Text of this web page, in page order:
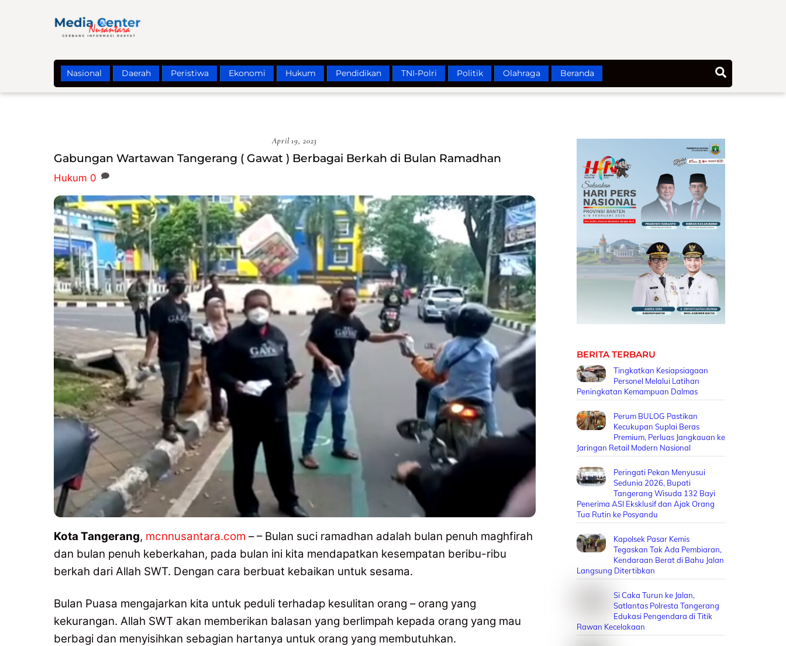
Nasional Daerah Peristiwa Ekonomi Hukum Pendidikan TNI-Polri Politik Olahraga Beranda
April 19, 2023
Gabungan Wartawan Tangerang ( Gawat ) Berbagai Berkah di Bulan Ramadhan
Hukum 0
Kota Tangerang, mcnnusantara.com – – Bulan suci ramadhan adalah bulan penuh maghfirah
dan bulan penuh keberkahan, pada bulan ini kita mendapatkan kesempatan beribu-ribu
berkah dari Allah SWT. Dengan cara berbuat kebaikan untuk sesama.
Bulan Puasa mengajarkan kita untuk peduli terhadap kesulitan orang – orang yang
kekurangan. Allah SWT akan memberikan balasan yang berlimpah kepada orang yang mau
berbagi dan menyisihkan sebagian hartanya untuk orang yang membutuhkan.
BERITA TERBARU
Tingkatkan Kesiapsiagaan
Personel Melalui Latihan
Peningkatan Kemampuan Dalmas
Perum BULOG Pastikan
Kecukupan Suplai Beras
Premium, Perluas Jangkauan ke
Jaringan Retail Modern Nasional
Peringati Pekan Menyusui
Sedunia 2026, Bupati
Tangerang Wisuda 132 Bayi
Penerima ASI Eksklusif dan Ajak Orang
Tua Rutin ke Posyandu
Kapolsek Pasar Kemis
Tegaskan Tak Ada Pembiaran,
Kendaraan Berat di Bahu Jalan
Langsung Ditertibkan
Si Caka Turun ke Jalan,
Satlantas Polresta Tangerang
Edukasi Pengendara di Titik
Rawan Kecelakaan